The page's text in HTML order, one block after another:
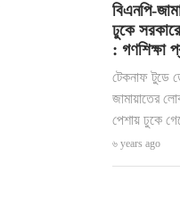
বিএনপি-
ঢুকে
: গণশিক্ষা
টেকনাফ টুডে
জামায়াতের
পেশায় ঢুকে
৬ years ago